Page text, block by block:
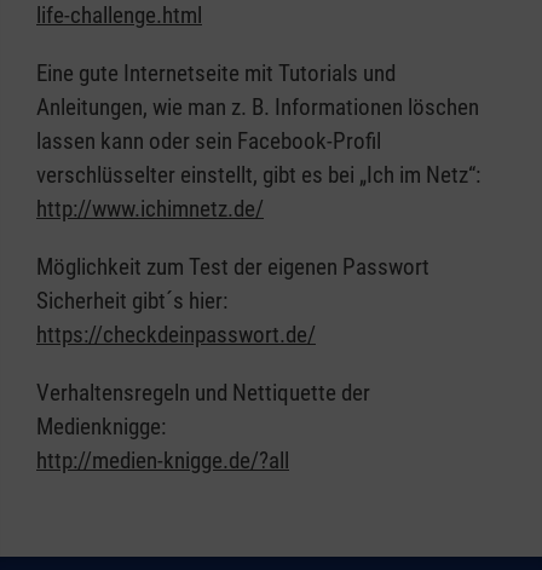
life-challenge.html
Eine gute Internetseite mit Tutorials und
Anleitungen, wie man z. B. Informationen löschen
lassen kann oder sein Facebook-Profil
verschlüsselter einstellt, gibt es bei „Ich im Netz“:
http://www.ichimnetz.de/
Möglichkeit zum Test der eigenen Passwort
Sicherheit gibt´s hier:
https://checkdeinpasswort.de/
Verhaltensregeln und Nettiquette der
Medienknigge:
http://medien-knigge.de/?all